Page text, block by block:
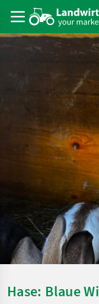
Hase: Blaue